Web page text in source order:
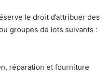
le droit d’attribuer des
groupes de lots suivants :
réparation et fourniture